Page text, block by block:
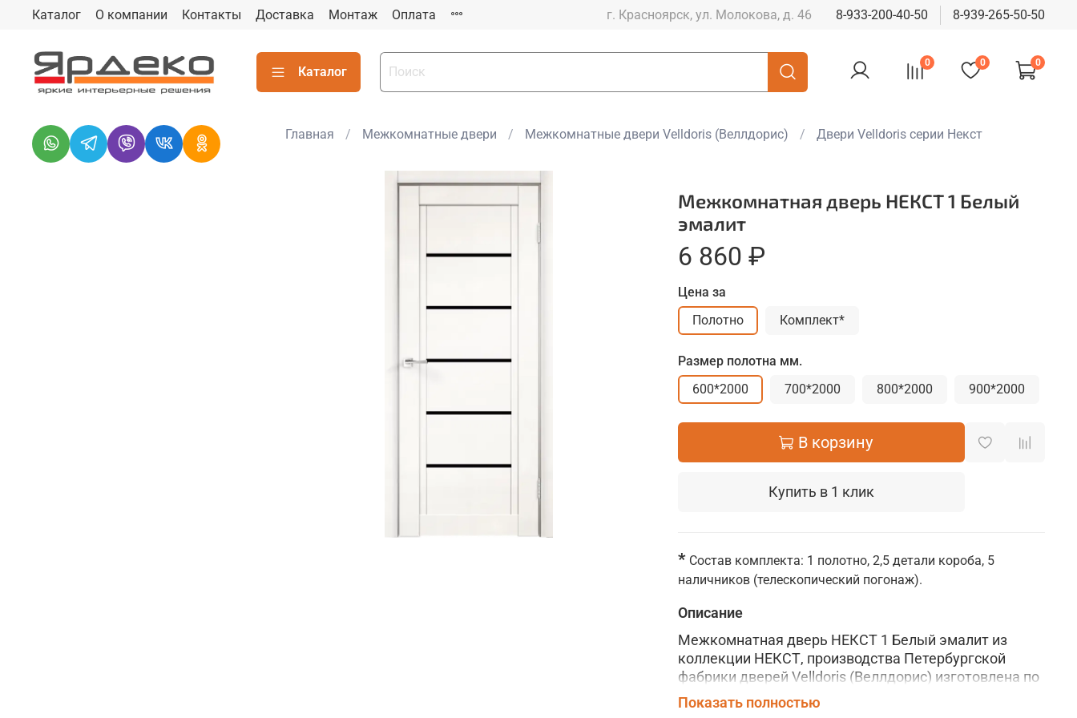
Каталог О компании Контакты Доставка Монтаж Оплата г. Красноярск, ул. Молокова, д. 46 8-933-200-40-50 8-939-265-50-50
Каталог
0 0 0
Главная Межкомнатные двери Межкомнатные двери Velldoris (Веллдорис) Двери Velldoris серии Некст
Межкомнатная дверь НЕКСТ 1 Белый
эмалит
6 860 ₽
Цена за
Полотно
Комплект*
Размер полотна мм.
600*2000
700*2000 800*2000 900*2000
В корзину
Купить в 1 клик
* Состав комплекта: 1 полотно, 2,5 детали короба, 5
наличников (телескопический погонаж).
Описание
Межкомнатная дверь НЕКСТ 1 Белый эмалит из
коллекции НЕКСТ, производства Петербургской
фабрики дверей Velldoris (Веллдорис) изготовлена по
царговой технологии из высококачественных,
Показать полностью